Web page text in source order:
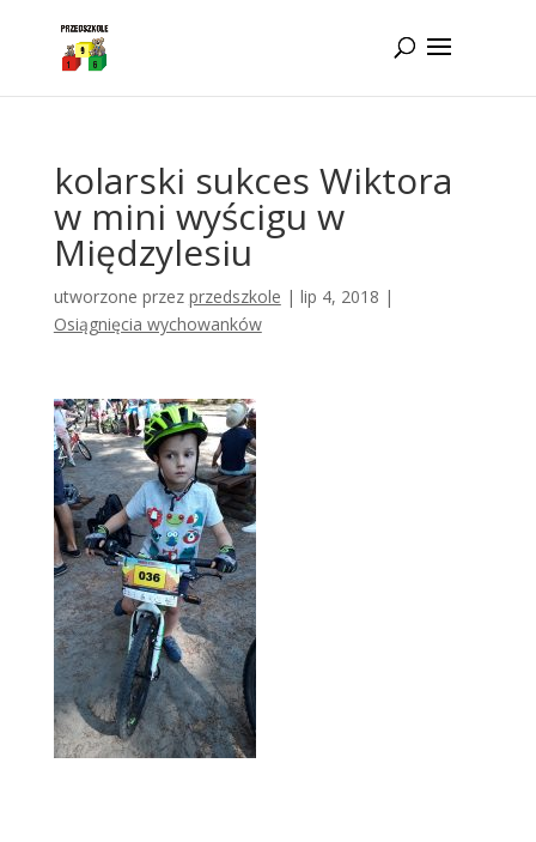
kolarski sukces Wiktora
w mini wyścigu w
Międzylesiu
utworzone przez przedszkole | lip 4, 2018 |
Osiągnięcia wychowanków